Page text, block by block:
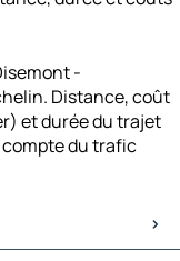
-
Distance, coût
et durée du trajet
du trafic